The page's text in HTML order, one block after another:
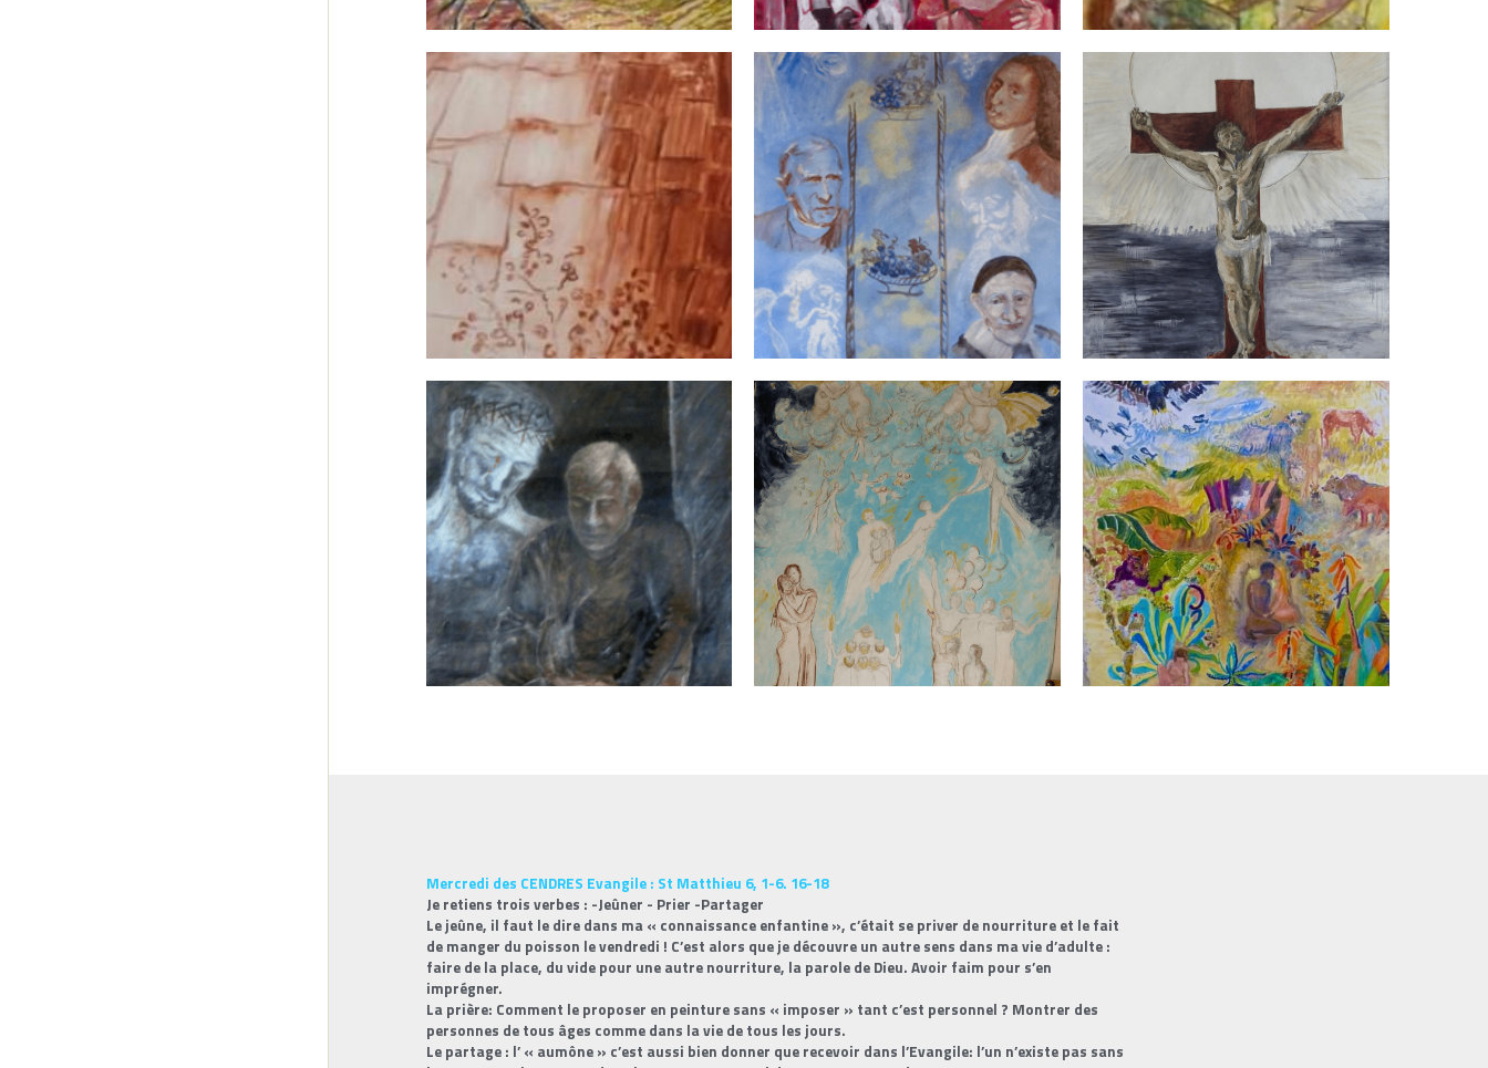
Mercredi des CENDRES Evangile : St Matthieu 6, 1-6. 16-18
Je retiens trois verbes : -Jeûner - Prier -Partager
Le jeûne, il faut le dire dans ma « connaissance enfantine », c’était se priver de nourriture et le fait
de manger du poisson le vendredi ! C’est alors que je découvre un autre sens dans ma vie d’adulte :
faire de la place, du vide pour une autre nourriture, la parole de Dieu. Avoir faim pour s’en
imprégner.
La prière: Comment le proposer en peinture sans « imposer » tant c’est personnel ? Montrer des
personnes de tous âges comme dans la vie de tous les jours.
Le partage : l’ « aumône » c’est aussi bien donner que recevoir dans l’Evangile: l’un n’existe pas sans